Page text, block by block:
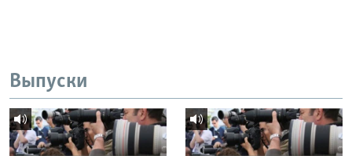
Выпуски